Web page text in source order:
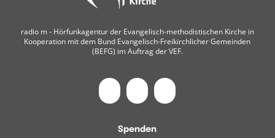
radio m ‐ Hörfunkagentur der Evangelisch-methodistischen Kirche in
Kooperation mit dem Bund Evangelisch-Freikirchlicher Gemeinden
(BEFG) im Auftrag der VEF.
Spenden